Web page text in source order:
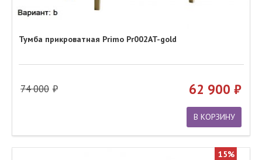
Тумба прикроватная Primo Pr002AT-gold
74 000 62 900
В КОРЗИНУ
15%